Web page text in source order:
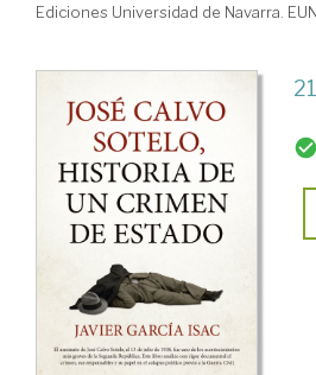
Ediciones Universidad de Navarra.